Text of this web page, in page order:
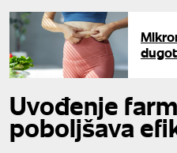
Uvođenje
poboljšava